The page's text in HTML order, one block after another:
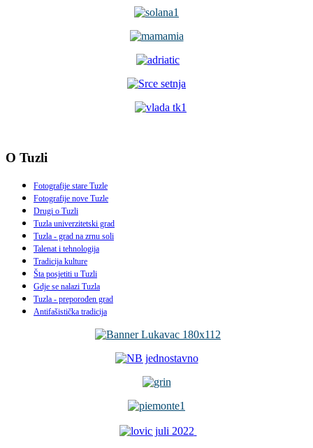
O Tuzli
Fotografije stare Tuzle
Fotografije nove Tuzle
Drugi o Tuzli
Tuzla univerzitetski grad
Tuzla - grad na zrnu soli
Talenat i tehnologija
Tradicija kulture
Šta posjetiti u Tuzli
Gdje se nalazi Tuzla
Tuzla - preporođen grad
Antifašistička tradicija